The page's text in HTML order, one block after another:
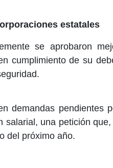
estatales
se aprobaron
cumplimiento de su
demandas pendientes
salarial, una petición
del próximo año.